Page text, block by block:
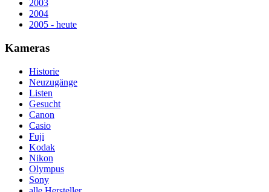
2003
2004
2005 - heute
Kameras
Historie
Neuzugänge
Listen
Gesucht
Canon
Casio
Fuji
Kodak
Nikon
Olympus
Sony